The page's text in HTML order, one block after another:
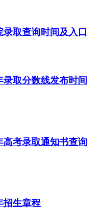
取查询时间及入口
取分数线发布时间
考录取通知书查询
招生章程